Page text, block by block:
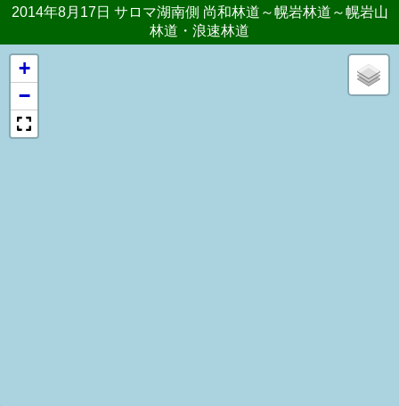
2014年8月17日 サロマ湖南側 尚和林道～幌岩林道～幌岩山
林道・浪速林道
+
−